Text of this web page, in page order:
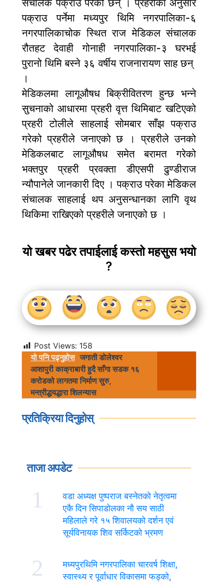
संचालक पक्राउ परेको छन् । प्रहरीका अनुसार
पक्राउ पर्नेमा मध्यपुर थिमि नगरपालिका-६
नगरपालिकाचोक स्थित राज मेडिकल संचालक
रौतहट देवाही गोनाही नगरपालिका-३ घरभई
पुरानो थिमि बस्ने ३६ वर्षीय राजनारायण साह छन्
।
मेडिकलमा लागूऔषध बिक्रीवितरण हुन्छ भन्ने
सुचनाको आधारमा प्रहरी वृत्त थिमिबाट खटिएको
प्रहरी टोलीले साहलाई सोमबार साँझ पक्राउ
गरेको प्रहरीले जनाएको छ । प्रहरीले उनको
मेडिकलबाट लागूऔषध समेत बरामत गरेको
भक्तपुर प्रहरी प्रवक्ता डीएसपी ढुण्डीराज
न्यौपानेले जानकारी दिए । पक्राउ परेका मेडिकल
संचालक साहलाई थप अनुसन्धानका लागि वृथ
थिकिमा राखिएको प्रहरीले जनाएको छ ।
यो खबर पढेर तपाईलाई कस्तो महसुस भयो
?
Post Views: 158
यो पनि पढ्नुहोस जगाती डोलेश्वर
आशापुरी काक्राबारी हुदै साँगा सडक १६
करोडको लागतमा निर्माण सुरु,
मन्त्रीद्धयद्धारा शिलन्यास
प्रतिक्रिया दिनुहोस्
ताजा अपडेट
1
वडा अध्यक्ष पुष्पराज बस्नेतको नेतृत्वमा
एकै दिन सिपाडोलका नौ सय साठी
महिलाले गरे १५ शिवालयको दर्शन एवं
सूर्यविनायक शिव सर्किटको भ्रमण
2
मध्यपुरथिमि नगरपालिका चारवर्ष शिक्षा,
स्वास्थ्य र पूर्वाधार विकासमा फड्को,